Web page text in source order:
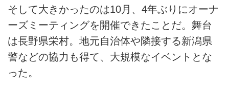
そして大きかったのは10月、4年ぶりにオーナ
ーズミーティングを開催できたことだ。舞台
は長野県栄村。地元自治体や隣接する新潟県
警などの協力も得て、大規模なイベントとな
った。